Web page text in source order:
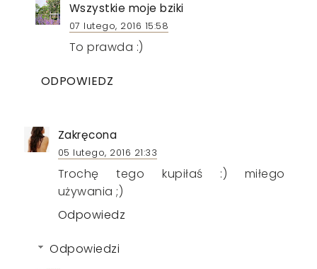
Wszystkie moje bziki
07 lutego, 2016 15:58
To prawda :)
ODPOWIEDZ
Zakręcona
05 lutego, 2016 21:33
Trochę tego kupiłaś :) miłego
używania ;)
Odpowiedz
Odpowiedzi